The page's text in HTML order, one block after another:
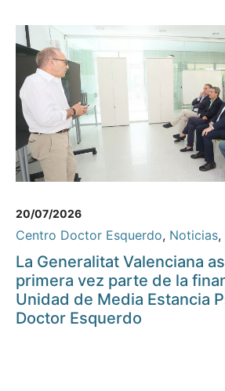
20/07/2026
Centro Doctor Esquerdo, Noticias,
La Generalitat Valenciana
primera vez parte de la
Unidad de Media Estancia
Doctor Esquerdo